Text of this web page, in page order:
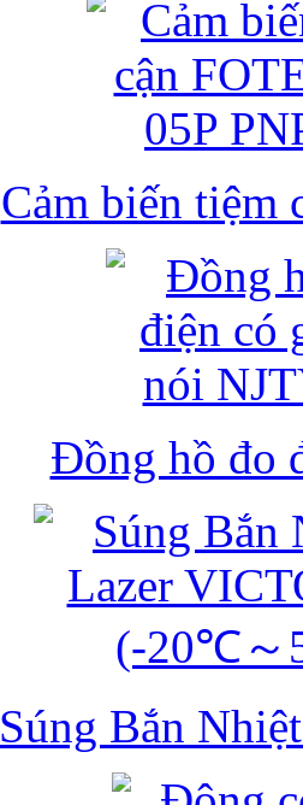
Cảm biến tiệm
Đồng hồ đo
Súng Bắn